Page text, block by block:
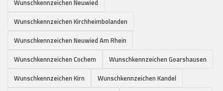
Wunschkennzeichen Neuwied
Wunschkennzeichen Kirchheimbolanden
Wunschkennzeichen Neuwied Am Rhein
Wunschkennzeichen Cochem
Wunschkennzeichen Goarshausen
Wunschkennzeichen Kirn
Wunschkennzeichen Kandel